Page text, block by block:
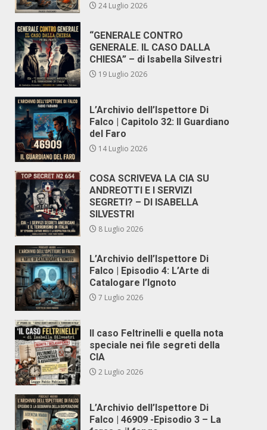
24 Luglio 2026
“GENERALE CONTRO
GENERALE. IL CASO DALLA
CHIESA” – di Isabella Silvestri
19 Luglio 2026
L’Archivio dell’Ispettore Di
Falco | Capitolo 32: Il Guardiano
del Faro
14 Luglio 2026
COSA SCRIVEVA LA CIA SU
ANDREOTTI E I SERVIZI
SEGRETI? – DI ISABELLA
SILVESTRI
8 Luglio 2026
L’Archivio dell’Ispettore Di
Falco | Episodio 4: L’Arte di
Catalogare l’Ignoto
7 Luglio 2026
Il caso Feltrinelli e quella nota
speciale nei file segreti della
CIA
2 Luglio 2026
L’Archivio dell’Ispettore Di
Falco | 46909 -Episodio 3 – La